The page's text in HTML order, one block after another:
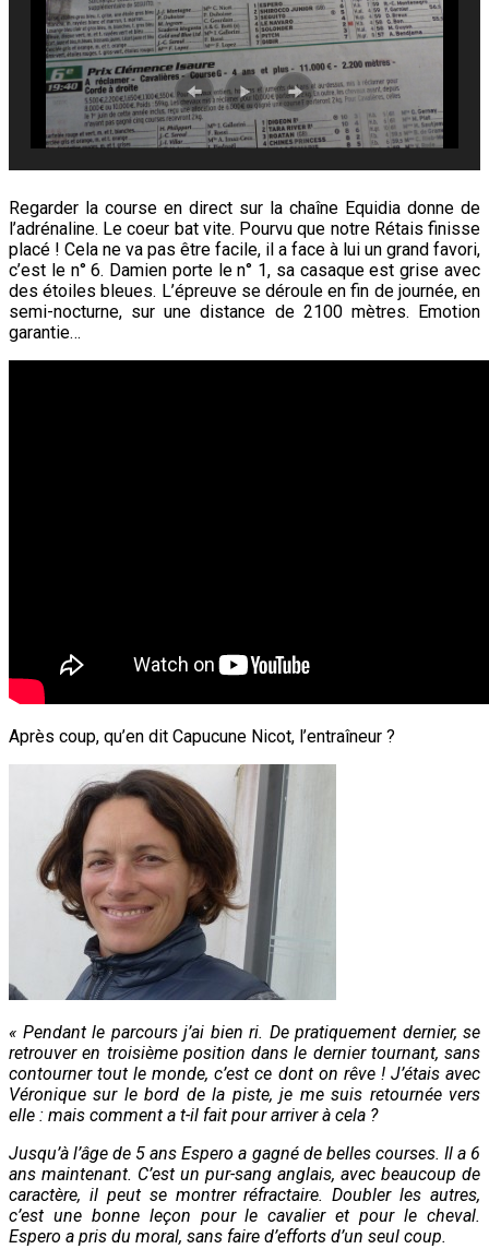
Regarder la course en direct sur la chaîne Equidia donne de
l’adrénaline. Le coeur bat vite. Pourvu que notre Rétais finisse
placé ! Cela ne va pas être facile, il a face à lui un grand favori,
c’est le n° 6. Damien porte le n° 1, sa casaqueest grise avec
des étoiles bleues. L’épreuve se déroule en fin de journée, en
semi-nocturne, sur une distance de 2100 mètres. Emotion
garantie…
Après coup, qu’en dit Capucune Nicot, l’entraîneur ?
« Pendant le parcours j’ai bien ri. De pratiquement dernier, se
retrouver en troisième position dans le dernier tournant, sans
contourner tout le monde, c’est ce dont on rêve ! J’étais avec
Véronique sur le bord de la piste, je me suis retournée vers
elle : mais comment a t-il fait pour arriver à cela ?
Jusqu’à l’âge de 5 ans Espero a gagné de belles courses. Il a 6
ans maintenant. C’est un pur-sang anglais, avec beaucoup de
caractère, il peut se montrer réfractaire. Doubler les autres,
c’est une bonne leçon pour le cavalier et pour le cheval.
Espero a pris du moral, sans faire d’efforts d’un seul coup.